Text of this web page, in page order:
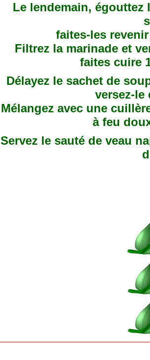
Le lendemain, égouttez
faites-les
Filtrez la marinade et
faites cuire
Délayez le sachet de
versez-le
Mélangez avec une
à feu
Servez le sauté de veau